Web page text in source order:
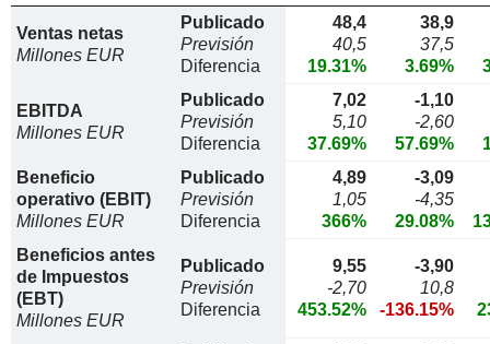
Ventas netas
Millones EUR
Publicado
Previsión
Diferencia
48,4
40,5
19.31%
38,9
37,5
3.69%
EBITDA
Millones EUR
Publicado
Previsión
Diferencia
7,02
5,10
37.69%
-1,10
-2,60
57.69%
Beneficio
operativo (EBIT)
Millones EUR
Publicado
Previsión
Diferencia
4,89
1,05
366%
-3,09
-4,35
29.08%
Beneficios antes
de Impuestos
(EBT)
Millones EUR
Publicado
Previsión
Diferencia
9,55
-2,70
453.52%
-3,90
10,8
-136.15%